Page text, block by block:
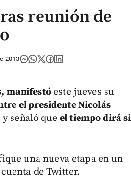
reunión de
2013
manifestóeste jueves su
el presidente Nicolás
y señaló que el tiempo dirá si
una nueva etapa en un
de Twitter.